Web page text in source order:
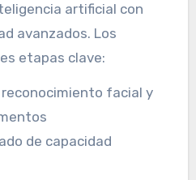
artificial con
avanzados. Los
etapas clave:
facial y
de capacidad